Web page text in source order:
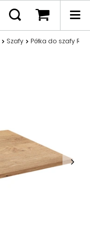
Szafy Półka do szafy